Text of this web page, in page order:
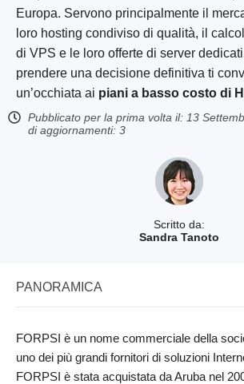
Scritto da:
Sandra Tanoto
Europa. Servono principalmente il
loro hosting condiviso di qualità, il
di VPS e le loro offerte di server
prendere una decisione definitiva ti
un’occhiata ai piani a basso costo di
Pubblicato per la prima volta il: 13
di aggiornamenti: 3
PANORAMICA
FORPSI è un nome commerciale della
uno dei più grandi fornitori di soluzioni
FORPSI è stata acquistata da Aruba nel